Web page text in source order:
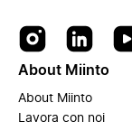
About Miinto
About Miinto
Lavora con noi